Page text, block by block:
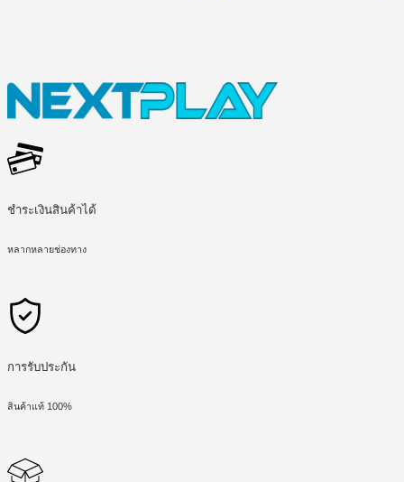
ชำระเงินสินค้าได้
หลากหลายช่องทาง
การรับประกัน
สินค้าแท้ 100%